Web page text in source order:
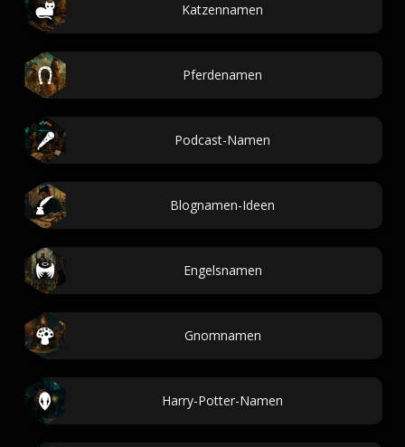
Katzennamen
Pferdenamen
Podcast-Namen
Blognamen-Ideen
Engelsnamen
Gnomnamen
Harry-Potter-Namen